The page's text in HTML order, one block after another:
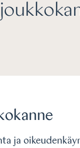
ja